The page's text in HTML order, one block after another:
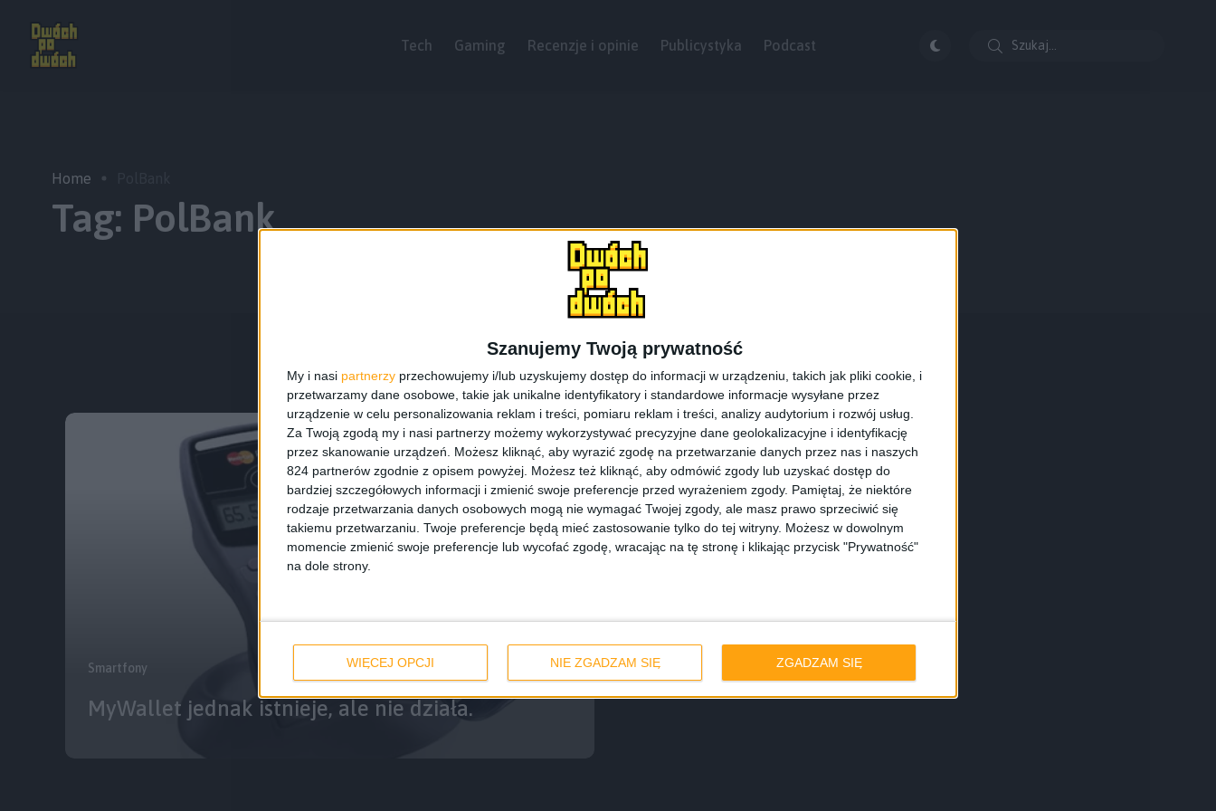
Szanujemy Twoją prywatność
My i nasi partnerzy przechowujemy i/lub uzyskujemy dostęp do informacji w urządzeniu, takich jak pliki cookie, i
przetwarzamy dane osobowe, takie jak unikalne identyfikatory i standardowe informacje wysyłane przez
urządzenie w celu personalizowania reklam i treści, pomiaru reklam i treści, analizy audytorium i rozwój usług.
Za Twoją zgodą my i nasi partnerzy możemy wykorzystywać precyzyjne dane geolokalizacyjne i identyfikację
przez skanowanie urządzeń. Możesz kliknąć, aby wyrazić zgodę na przetwarzanie danych przez nas i naszych
824 partnerów zgodnie z opisem powyżej. Możesz też kliknąć, aby odmówić zgody lub uzyskać dostęp do
bardziej szczegółowych informacji i zmienić swoje preferencje przed wyrażeniem zgody. Pamiętaj, że niektóre
rodzaje przetwarzania danych osobowych mogą nie wymagać Twojej zgody, ale masz prawo sprzeciwić się
takiemu przetwarzaniu. Twoje preferencje będą mieć zastosowanie tylko do tej witryny. Możesz w dowolnym
momencie zmienić swoje preferencje lub wycofać zgodę, wracając na tę stronę i klikając przycisk "Prywatność"
na dole strony.
WIĘCEJ OPCJI NIE ZGADZAM SIĘ ZGADZAM SIĘ
Tech Gaming Recenzje i opinie Publicystyka Podcast
Home
Tag: PolBank
Smartfony
MyWallet jednak istnieje, ale nie działa.